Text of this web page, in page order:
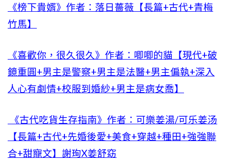
《榜下貴婿》作者：落日薔薇【長篇+古代+青梅
竹馬】
《喜歡你，很久很久》作者：唧唧的貓【現代+破
鏡重圓+男主是警察+男主是法醫+男主偏執+深入
人心有劇情+校服到婚紗+男主是病女喬】
《古代吃貨生存指南》作者：可樂姜湯/可乐姜汤
【長篇+古代+先婚後愛+美食+穿越+種田+強強聯
合+甜寵文】謝珣X姜舒窈